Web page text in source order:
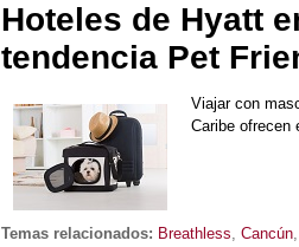
Hoteles de Hyatt
tendencia Pet
Viajar con
Caribe
Temas relacionados: Breathless, Cancún